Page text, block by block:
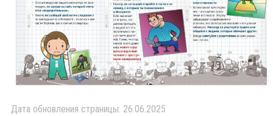
Дата обновления страницы: 26.06.2025